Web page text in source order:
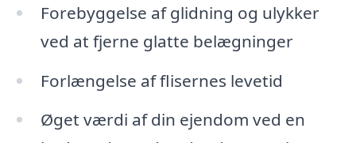
Forebyggelse af glidning og ulykker
ved at fjerne glatte belægninger
Forlængelse af flisernes levetid
Øget værdi af din ejendom ved en